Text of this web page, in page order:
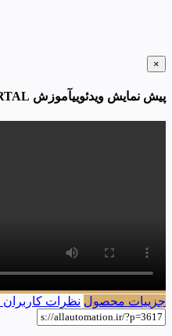
×
پیش نمایش ویدئوییآموزش TIA PORTAL پیشرفته
جزییات محصول نظرات کاربران